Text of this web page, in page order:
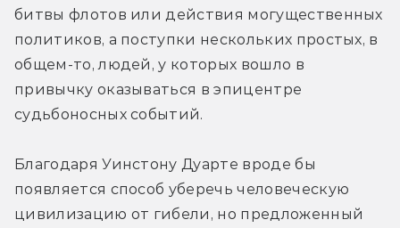
битвы флотов или действия могущественных
политиков, а поступки нескольких простых, в
общем-то, людей, у которых вошло в
привычку оказываться в эпицентре
судьбоносных событий.
Благодаря Уинстону Дуарте вроде бы
появляется способ уберечь человеческую
цивилизацию от гибели, но предложенный